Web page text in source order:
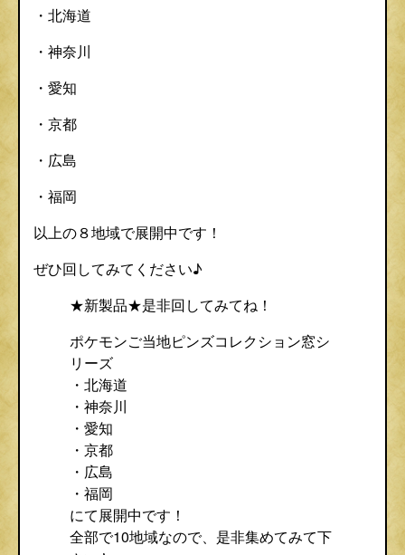
・北海道
・神奈川
・愛知
・京都
・広島
・福岡
以上の８地域で展開中です！
ぜひ回してみてください♪
★新製品★是非回してみてね！
ポケモンご当地ピンズコレクション窓シ
リーズ
・北海道
・神奈川
・愛知
・京都
・広島
・福岡
にて展開中です！
全部で10地域なので、是非集めてみて下